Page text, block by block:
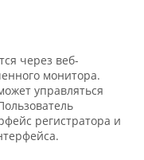
через веб-
монитора.
управляться
регистратора и